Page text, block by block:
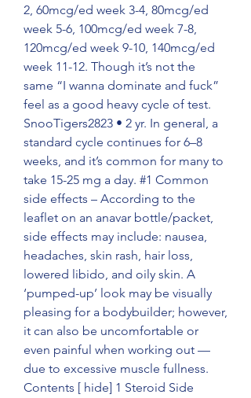
2, 60mcg/ed week 3-4, 80mcg/ed
week 5-6, 100mcg/ed week 7-8,
120mcg/ed week 9-10, 140mcg/ed
week 11-12. Though it’s not the
same “I wanna dominate and fuck”
feel as a good heavy cycle of test.
SnooTigers2823 • 2 yr. In general, a
standard cycle continues for 6–8
weeks, and it’s common for many to
take 15-25 mg a day. #1 Common
side effects – According to the
leaflet on an anavar bottle/packet,
side effects may include: nausea,
headaches, skin rash, hair loss,
lowered libido, and oily skin. A
‘pumped-up’ look may be visually
pleasing for a bodybuilder; however,
it can also be uncomfortable or
even painful when working out —
due to excessive muscle fullness.
Contents [ hide] 1 Steroid Side